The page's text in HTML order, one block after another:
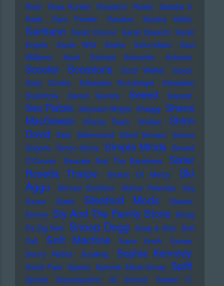
Rush
Russ Kunkel Russland Rutles
Sababa 5
Sade
Sam Fender Sandow Sandra Hüller
Santiano Sarah Connor Sarah Davachi Sarah
Engels
Sarah Wild Sasha Saturndaze
Saul
Williams
Sault Schnipo Schranke Schürze
Scooter Scorpions Scott Walker
Scycs
Sean Combs
Sebastian Krumbiegel
Sebastian
Studnitzky
Secret Secrets Seeed Sepalot
Sex Pistols Seymour Wright Shaggy Shane
MacGowan
Shania Twain Shellac
Shirin
David
Sido Silbermond Silent Servant Simina
Grigoriu Simon Harris Simple Minds Sinead
O'Connor
Siouxsie And The Banshees
Sister
Rosetta Tharpe
Sisters Of Mercy
Ski
Aggu
Skinner Brothers Skinny Pelembe
Sky
Saxon
Slade Sleaford Mods
Sleater-
Kinney Sly And The Family Stone Smag
Pa Dig Selv Snoop Dogg Soap & Skin Soft
Cell
Soft Machine Sonic Youth
Sonics
Sonny Rollins
Soolking Sophia Kennedy
South Park Sparks Spencer Davis Group Spliff
Sprints Squarepusher St. Vincent
Station 17